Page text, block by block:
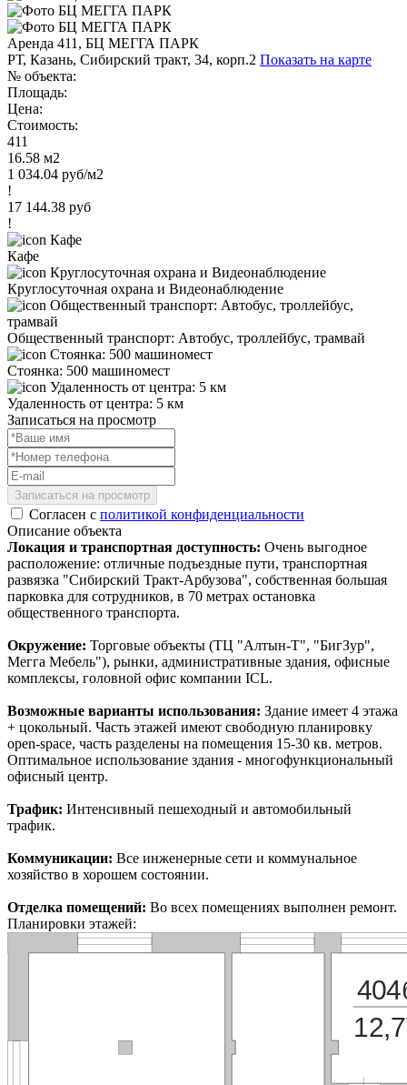
Аренда 411, БЦ МЕГГА ПАРК
РТ, Казань, Сибирский тракт, 34, корп.2 Показать на карте
№ объекта:
Площадь:
Цена:
Стоимость:
411
16.58 м2
1 034.04 руб/м2
!
17 144.38 руб
!
Кафе
Круглосуточная охрана и Видеонаблюдение
Общественный транспорт: Автобус, троллейбус, трамвай
Стоянка: 500 машиномест
Удаленность от центра: 5 км
Записаться на просмотр
Записаться на просмотр
Согласен с политикой конфиденциальности
Описание объекта
Локация и транспортная доступность: Очень выгодное
расположение: отличные подъездные пути, транспортная
развязка "Сибирский Тракт-Арбузова", собственная большая
парковка для сотрудников, в 70 метрах остановка
общественного транспорта.
Окружение: Торговые объекты (ТЦ "Алтын-Т", "БигЗур",
Мегга Мебель"), рынки, административные здания, офисные
комплексы, головной офис компании ICL.
Возможные варианты использования: Здание имеет 4 этажа
+ цокольный. Часть этажей имеют свободную планировку
open-space, часть разделены на помещения 15-30 кв. метров.
Оптимальное использование здания - многофункциональный
офисный центр.
Трафик: Интенсивный пешеходный и автомобильный
трафик.
Коммуникации: Все инженерные сети и коммунальное
хозяйство в хорошем состоянии.
Отделка помещений: Во всех помещениях выполнен ремонт.
Планировки этажей: